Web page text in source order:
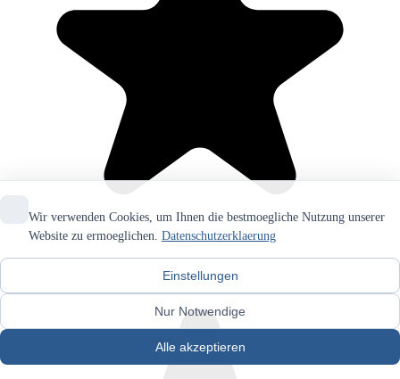
Wir verwenden Cookies, um Ihnen die bestmoegliche Nutzung unserer
Website zu ermoeglichen. Datenschutzerklaerung
Einstellungen
Nur Notwendige
Alle akzeptieren